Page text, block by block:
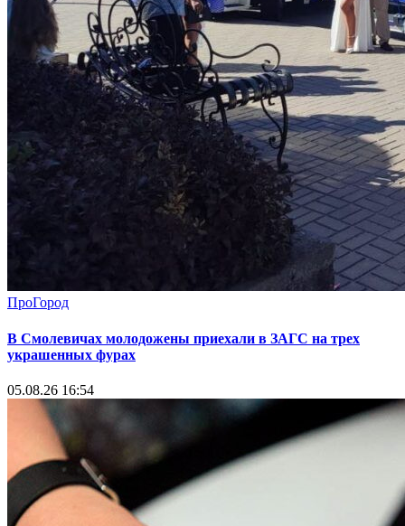
ПроГород
В Смолевичах молодожены приехали в ЗАГС на трех
украшенных фурах
05.08.26 16:54